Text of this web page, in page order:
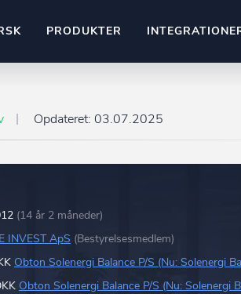
PRODUKTER
compliant
kundeemner
Kun fantasien sætter grænsen
Ownr ajour goes supersonic
Opdateret: 03.07.2025
(14 år 2 måneder)
INVEST ApS (Bestyrelsesmedlem)
Obton Solenergi Balance P/S (Nu: Solenergi
Obton Solenergi Balance P/S (Nu: Solenergi